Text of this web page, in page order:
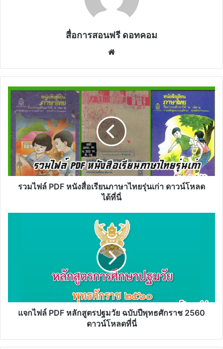
สื่อการสอนฟรี ดอทคอม
รวม
ไฟล์
PDF
หนัง
สื่อ
เรียน
ภาษา
ไทย
รุ่น
รวมไฟล์ PDF หนังสื่อเรียนภาษาไทยรุ่นเก่า ดาวน์โหลด
ได้ที่นี่
2560
ดาวน์โหลด
แจกไฟล์ PDF หลักสูตรปฐมวัย ฉบับปีพุทธศักราช 2560
ดาวน์โหลดที่นี่